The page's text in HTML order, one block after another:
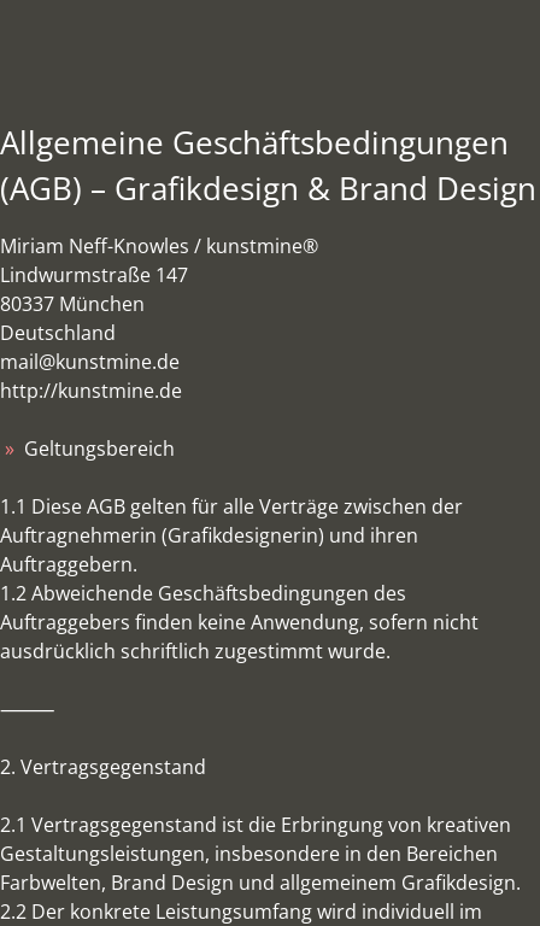
Allgemeine Geschäftsbedingungen
(AGB) – Grafikdesign & Brand Design
Miriam Neff-Knowles / kunstmine®
Lindwurmstraße 147
80337 München
Deutschland
mail@kunstmine.de
http://kunstmine.de
Geltungsbereich
1.1 Diese AGB gelten für alle Verträge zwischen der
Auftragnehmerin (Grafikdesignerin) und ihren
Auftraggebern.
1.2 Abweichende Geschäftsbedingungen des
Auftraggebers finden keine Anwendung, sofern nicht
ausdrücklich schriftlich zugestimmt wurde.
⸻
2. Vertragsgegenstand
2.1 Vertragsgegenstand ist die Erbringung von kreativen
Gestaltungsleistungen, insbesondere in den Bereichen
Farbwelten, Brand Design und allgemeinem Grafikdesign.
2.2 Der konkrete Leistungsumfang wird individuell im